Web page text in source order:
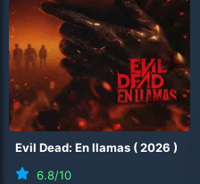
Evil Dead: En llamas (2026 )
6.8/10